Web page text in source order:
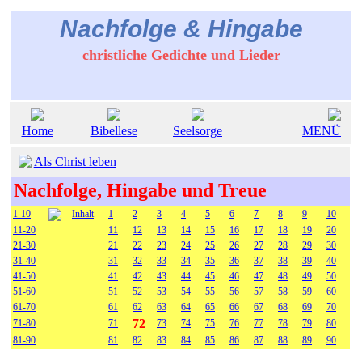
Nachfolge & Hingabe
christliche Gedichte und Lieder
Home Bibellese Seelsorge MENÜ
Als Christ leben
Nachfolge, Hingabe und Treue
1-10 Inhalt 1 2 3 4 5 6 7 8 9
10
11-20
11 12 13 14 15 16 17 18 19
20
21-30
21 22 23 24 25 26 27 28 29
30
31-40
31 32 33 34 35 36 37 38 39
40
41-50
41 42 43 44 45 46 47 48 49
50
51-60
51 52 53 54 55 56 57 58 59
60
61-70
61 62 63 64 65 66 67 68 69
70
71-80
71 72 73 74 75 76 77 78 79
80
81-90
81 82 83 84 85 86 87 88 89
90